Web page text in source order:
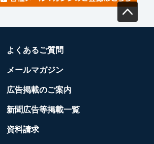
よくあるご質問
メールマガジン
広告掲載のご案内
新聞広告等掲載一覧
資料請求